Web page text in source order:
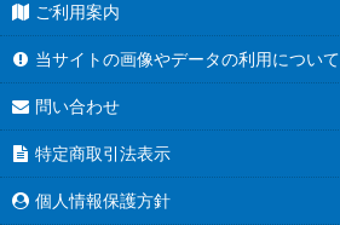
ご利用案内
当サイトの画像やデータの利用について
問い合わせ
特定商取引法表示
個人情報保護方針